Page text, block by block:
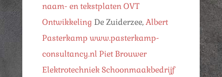
naam- en tekstplaten OVT
Ontwikkeling De Zuiderzee,Albert
Pasterkamp www.pasterkamp-
consultancy.nl Piet Brouwer
Elektrotechniek Schoonmaakbedrijf